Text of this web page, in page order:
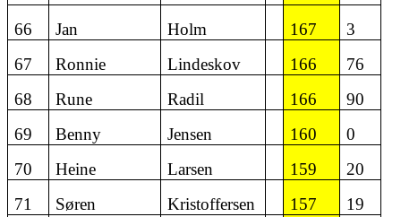
66
Jan Holm 167
3
67
Ronnie Lindeskov 166
76
68
Rune Radil 166
90
69
Benny Jensen 160
0
70
Heine Larsen 159
20
71
Søren Kristoffersen 157
19